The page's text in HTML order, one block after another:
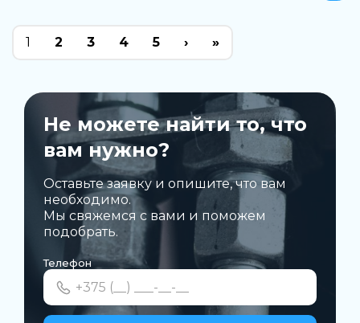
1 2 3 4 5 › »
Не можете найти то, что
вам нужно?
Оставьте заявку и опишите, что вам
необходимо.
Мы свяжемся с вами и поможем
подобрать.
Телефон